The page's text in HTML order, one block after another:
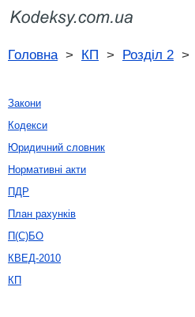
Головна> КП > Розділ 2 >
Закони
Кодекси
Юридичний словник
Нормативні акти
ПДР
План рахунків
П(С)БО
КВЕД-2010
КП